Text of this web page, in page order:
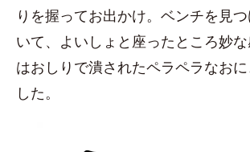
りを握ってお出かけ。ベンチを見
いて、よいしょと座ったところ妙
はおしりで潰されたペラペラなお
した。